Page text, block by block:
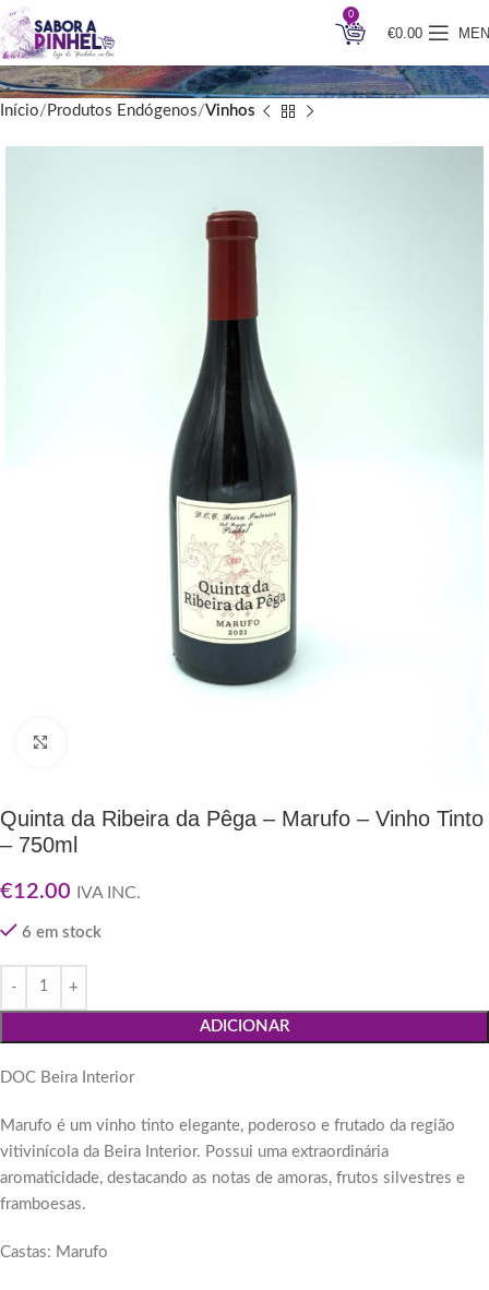
0
€0.00
Início Produtos Endógenos Vinhos
Quinta da Ribeira da Pêga – Marufo – Vinho Tinto
– 750ml
€12.00 IVA INC.
6 em stock
ADICIONAR
DOC Beira Interior
Marufo é um vinho tinto elegante, poderoso e frutado da região
vitivinícola da Beira Interior. Possui uma extraordinária
aromaticidade, destacando as notas de amoras, frutos silvestres e
framboesas.
Castas: Marufo